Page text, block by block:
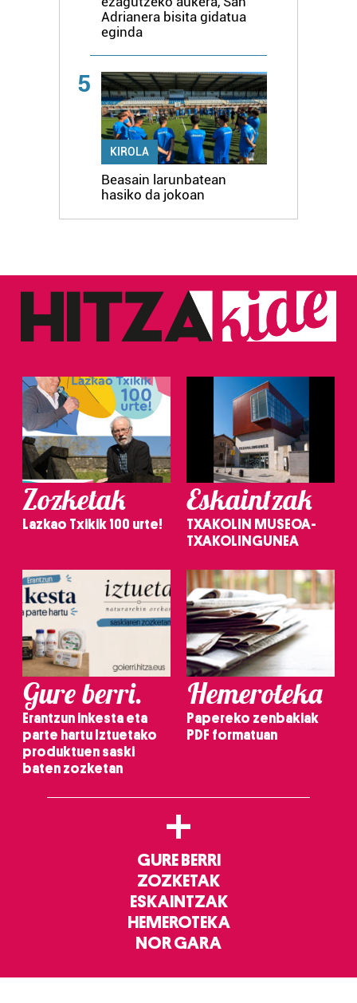
Adrianera bisita gidatua
eginda
5
KIROLA
Beasain larunbatean
hasiko da jokoan
Zozketak
Lazkao Txikik 100 urte!
Eskaintzak
TXAKOLIN MUSEOA-
TXAKOLINGUNEA
Gure berri.
Erantzun inkesta eta
parte hartu Iztuetako
produktuen saski
baten zozketan
Hemeroteka
Papereko zenbakiak
PDF formatuan
+
GURE BERRI
ZOZKETAK
ESKAINTZAK
HEMEROTEKA
NOR GARA